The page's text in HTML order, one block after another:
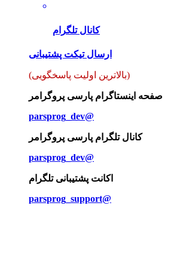
کانال تلگرام
ارسال تیکت پشتیبانی
(بالاترین اولیت پاسخگویی)
صفحه اینستاگرام پارسی پروگرامر
parsprog_dev@
کانال تلگرام پارسی پروگرامر
parsprog_dev@
اکانت پشتیبانی تلگرام
parsprog_support@